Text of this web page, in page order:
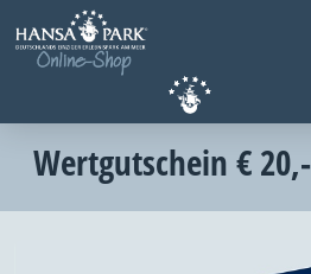
Wertgutschein € 20,-